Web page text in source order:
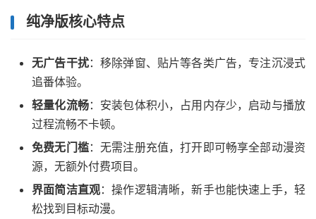
纯净版核心特点
无广告干扰：移除弹窗、贴片等各类广告，专注沉浸式
追番体验。
轻量化流畅：安装包体积小，占用内存少，启动与播放
过程流畅不卡顿。
免费无门槛：无需注册充值，打开即可畅享全部动漫资
源，无额外付费项目。
界面简洁直观：操作逻辑清晰，新手也能快速上手，轻
松找到目标动漫。